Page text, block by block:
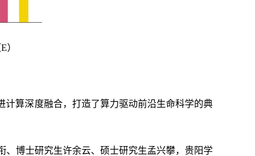
）
计算深度融合，打造了算力驱动前沿生命科学的典
、博士研究生许余云、硕士研究生孟兴攀，贵阳学